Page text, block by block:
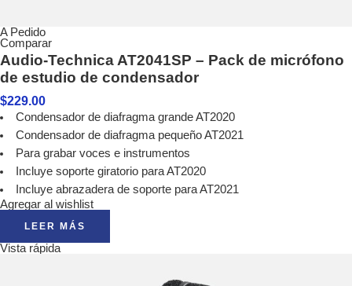
A Pedido
Comparar
Audio-Technica AT2041SP – Pack de micrófono
de estudio de condensador
$229.00
Condensador de diafragma grande AT2020
Condensador de diafragma pequeño AT2021
Para grabar voces e instrumentos
Incluye soporte giratorio para AT2020
Incluye abrazadera de soporte para AT2021
Agregar al wishlist
LEER MÁS
Vista rápida